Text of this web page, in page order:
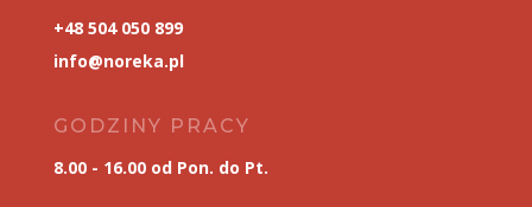
+48 504 050 899
info@noreka.pl
GODZINY PRACY
8.00 - 16.00 od Pon. do Pt.